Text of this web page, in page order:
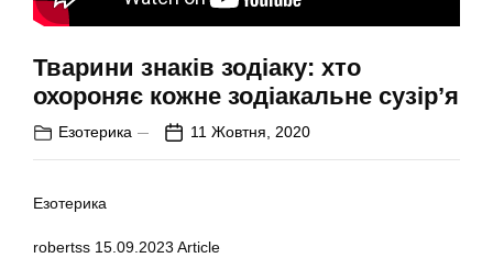
Тварини знаків зодіаку: хто
охороняє кожне зодіакальне сузір’я
Езотерика 11 Жовтня, 2020
Езотерика
robertss 15.09.2023 Article